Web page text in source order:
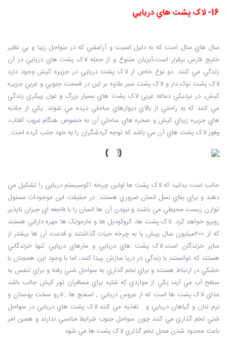
16- لاک پشت هاي دريايي
سال هاي سال است که به دليل امنيت و آرامشي که در سواحل زيبا و بي نظير
خليج فارس برقرار است،آبزيان متنوع و از جمله لاک پشت هاي دريايي در آن
زندگي مي کنند. دو نوع خاص از لاک پشت دريايي در جزيره کيش وجود دارد
لاک پشت نوک دار و لاک پشت سبز.علاوه بر اين در قسمت جنوبي و غربي جزيره
کيش، در نزديکي دماغه غربي لاک پشت هاي بسيار بزرگ و غول پيکري زندگي
مي کنند که به راحتي از بالاي ديوارهاي ساحلي ديده مي شوند. يکي از جاذبه
هاي جزيره زيباي کيش و صخره هاي ساحلي آن به خصوص هنگام غروب آفتاب،
وفور لاک پشت هاي آن مي باشد که توجه گردشگران را به خود جلب کرده است.
جالب است بدانيد که لاک پشت ها اولين چرخه اکوسيستم دريايي را تشکيل مي
دهند و براي بقاي نسل انسان ضروري هستند. در حقيقت اين موجودات مسئول
توازن زيست محيطي مي باشند و نبودن آن ها انسان را با فاجعه اي جبران ناپذير
روبرو خواهد کرد. لاک پشت ها، کروکوديل ها و مارمولک ها مهره داراني هستند
که از 200ميليون سال پيش پا به چرخه حيات گذاشتند و قدمت آن ها بيشتر از
ساير خزندگان است.لاک پشت هاي دريايي و مارهاي دريايي تنها خزندگاني
هستند که توانستند با زندگي در دريا سازش پيدا کنند، اما با وجود اين همچنان با
خشکي در ارتباط هستند و براي تخم گذاري به سواحل شني رفته و براي تنفس به
سطح آب مي آيند.يکي از مواردي که شايد براي مسافران تور کيش جالب باشد
غذاي لاک پشت ها است که از عروس دريايي , اسفنج ها , لارو سخت پوستان و
نرم تنان و گياهان دريايي و… تغذيه مي کنند.لاک پشت هاي دريايي در سواحل
شني تخم گذاري مي کنند چون سواحل جنوب شرايط مناسبي ندارند و همين امر
باعث محدود شدن محل تخم گذاري لاک پشت ها مي شود.